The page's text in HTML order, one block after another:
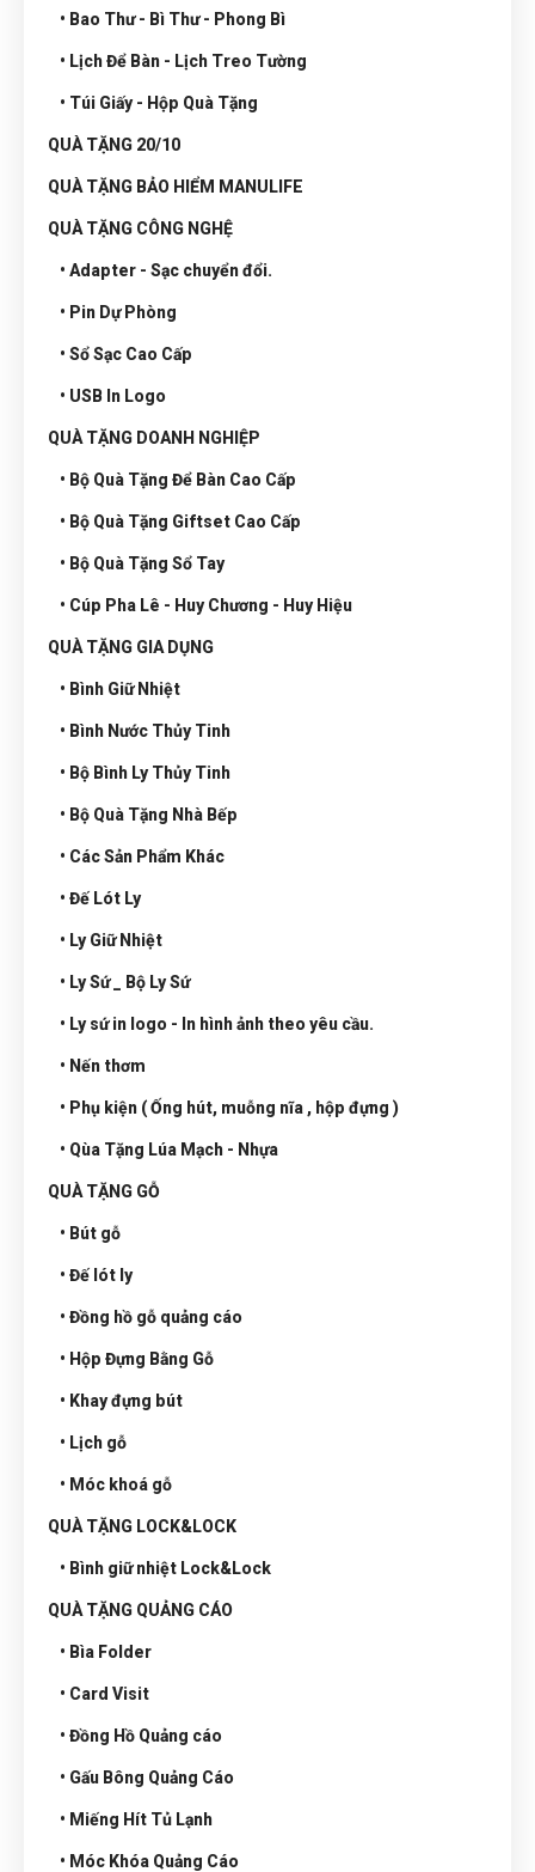
• Bao Thư - Bì Thư - Phong Bì
• Lịch Để Bàn - Lịch Treo Tường
• Túi Giấy - Hộp Quà Tặng
QUÀ TẶNG 20/10
QUÀ TẶNG BẢO HIỂM MANULIFE
QUÀ TẶNG CÔNG NGHỆ
• Adapter - Sạc chuyển đổi.
• Pin Dự Phòng
• Sổ Sạc Cao Cấp
• USB In Logo
QUÀ TẶNG DOANH NGHIỆP
• Bộ Quà Tặng Để Bàn Cao Cấp
• Bộ Quà Tặng Giftset Cao Cấp
• Bộ Quà Tặng Sổ Tay
• Cúp Pha Lê - Huy Chương - Huy Hiệu
QUÀ TẶNG GIA DỤNG
• Bình Giữ Nhiệt
• Bình Nước Thủy Tinh
• Bộ Bình Ly Thủy Tinh
• Bộ Quà Tặng Nhà Bếp
• Các Sản Phẩm Khác
• Đế Lót Ly
• Ly Giữ Nhiệt
• Ly Sứ _ Bộ Ly Sứ
• Ly sứ in logo - In hình ảnh theo yêu cầu.
• Nến thơm
• Phụ kiện ( Ống hút, muỗng nĩa , hộp đựng )
• Qùa Tặng Lúa Mạch - Nhựa
QUÀ TẶNG GỖ
• Bút gỗ
• Đế lót ly
• Đồng hồ gỗ quảng cáo
• Hộp Đựng Bằng Gỗ
• Khay đựng bút
• Lịch gỗ
• Móc khoá gỗ
QUÀ TẶNG LOCK&LOCK
• Bình giữ nhiệt Lock&Lock
QUÀ TẶNG QUẢNG CÁO
• Bìa Folder
• Card Visit
• Đồng Hồ Quảng cáo
• Gấu Bông Quảng Cáo
• Miếng Hít Tủ Lạnh
• Móc Khóa Quảng Cáo